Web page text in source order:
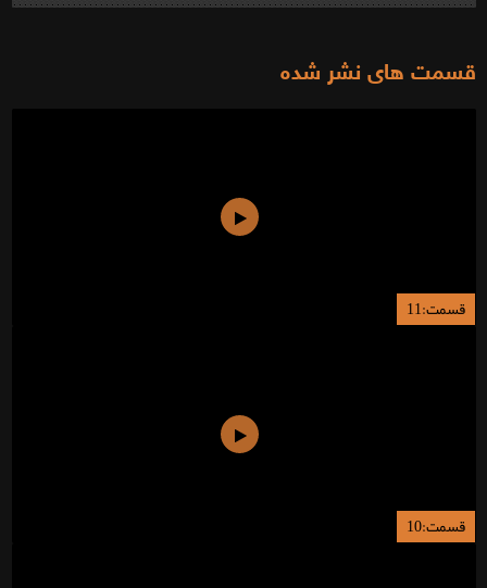
قسمت های نشر شده
قسمت:11
قسمت:10